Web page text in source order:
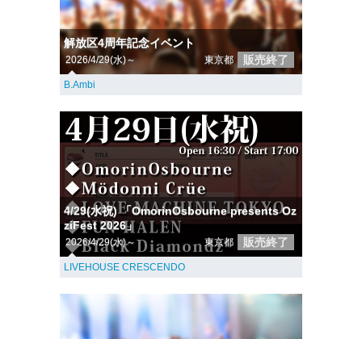
解放区4周年記念イベント
2026/4/29(水)～ 東京都 販売終了
B.Ambi
4/29(水祝) 「OmorinOsbourne presents Oz
ziFest 2026」
2026/4/29(水)～ 東京都 販売終了
LIVEHOUSE CRESCENDO